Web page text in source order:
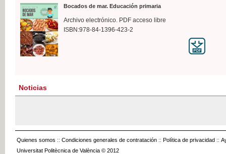
Bocados de mar. Educación primaria
Archivo electrónico. PDF acceso libre
ISBN:978-84-1396-423-2
Noticias
Quienes somos :: Condiciones generales de contratación :: Política de privacidad ::
Universitat Politècnica de València © 2012